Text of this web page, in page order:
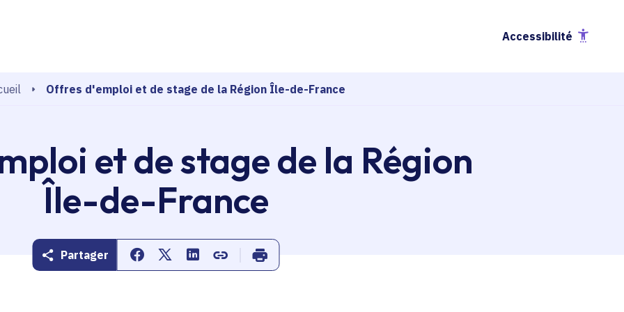
Accessibilité
Offres d'emploi et de stage de la Région Île-de-France
et de stage de la Région
Île-de-France
Partager Partager sur Facebook
Partager sur Twitter
Partager sur Linkedin
Copier dans le presse-papier
Imprimer